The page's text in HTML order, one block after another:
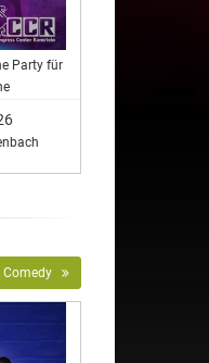
Party für
Comedy